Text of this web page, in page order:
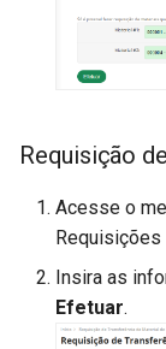
Requisição
Acesse o
Insira as
Efetuar.